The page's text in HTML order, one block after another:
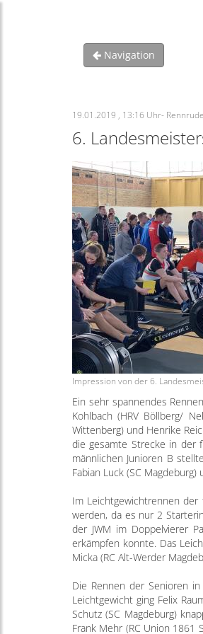
Navigation
19.01.2019 , 13:16 Uhr-
6.
Impression von der 6.
Ein sehr spannendes
Kohlbach (HRV Böllberg/
Wittenberg) und Henrike
die gesamte Strecke in der
männlichen Junioren B
Fabian Luck (SC
Im Leichtgewichtrennen der
werden, da es nur 2
der JWM im Doppelvierer
erkämpfen konnte. Das
Micka (RC Alt-Werder
Die Rennen der Senioren
Leichtgewicht ging Felix
Schutz (SC Magdeburg)
Frank Mehr (RC Union 1861